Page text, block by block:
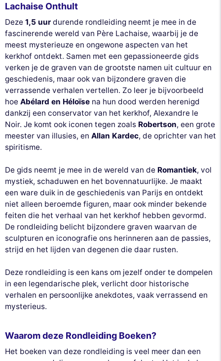
Lachaise Onthult
Deze 1,5 uur durende rondleiding neemt je mee in de
fascinerende wereld van Père Lachaise, waarbij je de
meest mysterieuze en ongewone aspecten van het
kerkhof ontdekt. Samen met een gepassioneerde gids
verken je de graven van de grootste namen uit cultuur en
geschiedenis, maar ook van bijzondere graven die
verrassende verhalen vertellen. Zo leer je bijvoorbeeld
hoe Abélard en Héloïse na hun dood werden herenigd
dankzij een conservator van het kerkhof, Alexandre le
Noir. Je komt ook iconen tegen zoals Robertson, een grote
meester van illusies, en Allan Kardec, de oprichter van het
spiritisme.
De gids neemt je mee in de wereld van de Romantiek, vol
mystiek, schaduwen en het bovennatuurlijke. Je maakt
een ware duik in de geschiedenis van Parijs en ontdekt
niet alleen beroemde figuren, maar ook minder bekende
feiten die het verhaal van het kerkhof hebben gevormd.
De rondleiding belicht bijzondere graven waarvan de
sculpturen en iconografie ons herinneren aan de passies,
strijd en het lijden van degenen die daar rusten.
Deze rondleiding is een kans om jezelf onder te dompelen
in een legendarische plek, verlicht door historische
verhalen en persoonlijke anekdotes, vaak verrassend en
mysterieus.
Waarom deze Rondleiding Boeken?
Het boeken van deze rondleiding is veel meer dan een